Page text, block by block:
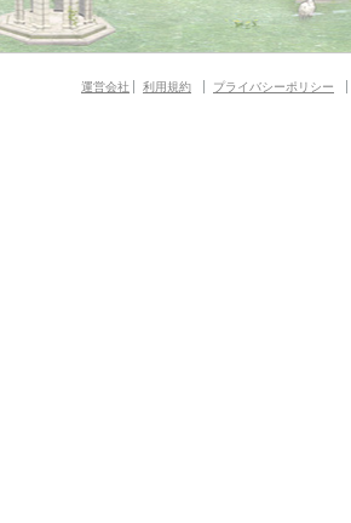
運営会社 利用規約 プライバシーポリシー